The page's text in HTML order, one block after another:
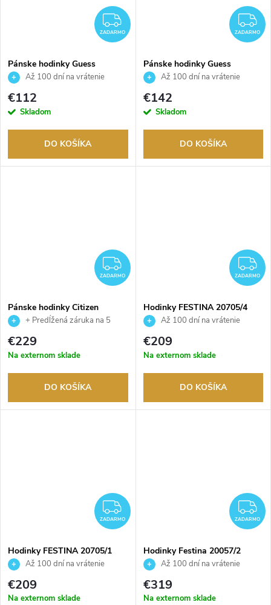
ZADARMO
ZADARMO
Pánske hodinky Guess
GW0782G1
Až 100 dní na vrátenie
tovaru. Autorizovaný predajca.
€112
Skladom
DO KOŠÍKA
ZADARMO
Pánske hodinky Guess
GW0909G2
Až 100 dní na vrátenie
tovaru. Autorizovaný predajca.
€142
Skladom
DO KOŠÍKA
ZADARMO
ZADARMO
Pánske hodinky Citizen
NY4059-09AE
+ Predĺžená záruka na 5
rokov. Až 100 dní na vrátenie
tovaru. Autorizovaný predajca.
€229
Na externom sklade
DO KOŠÍKA
ZADARMO
Hodinky FESTINA 20705/4
Až 100 dní na vrátenie
tovaru. Autorizovaný predajca.
€209
Na externom sklade
DO KOŠÍKA
ZADARMO
ZADARMO
Hodinky FESTINA 20705/1
Až 100 dní na vrátenie
tovaru. Autorizovaný predajca.
€209
Na externom sklade
ZADARMO
Hodinky Festina 20057/2
Až 100 dní na vrátenie
tovaru. Autorizovaný predajca.
€319
Na externom sklade